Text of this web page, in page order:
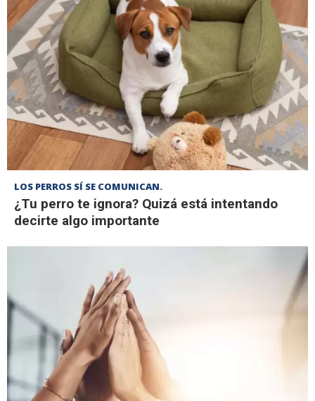
LOS PERROS SÍ SE COMUNICAN.
¿Tu perro te ignora? Quizá está intentando
decirte algo importante